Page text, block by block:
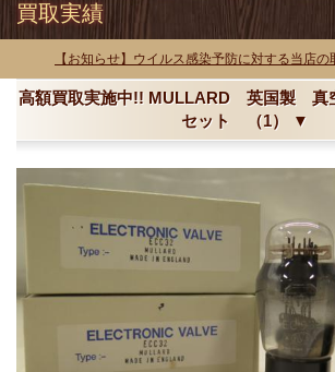
買取実績
【お知らせ】ウイルス感染予防に対する当店
高額買取実施中!! MULLARD 英国製
セット （1） ▼